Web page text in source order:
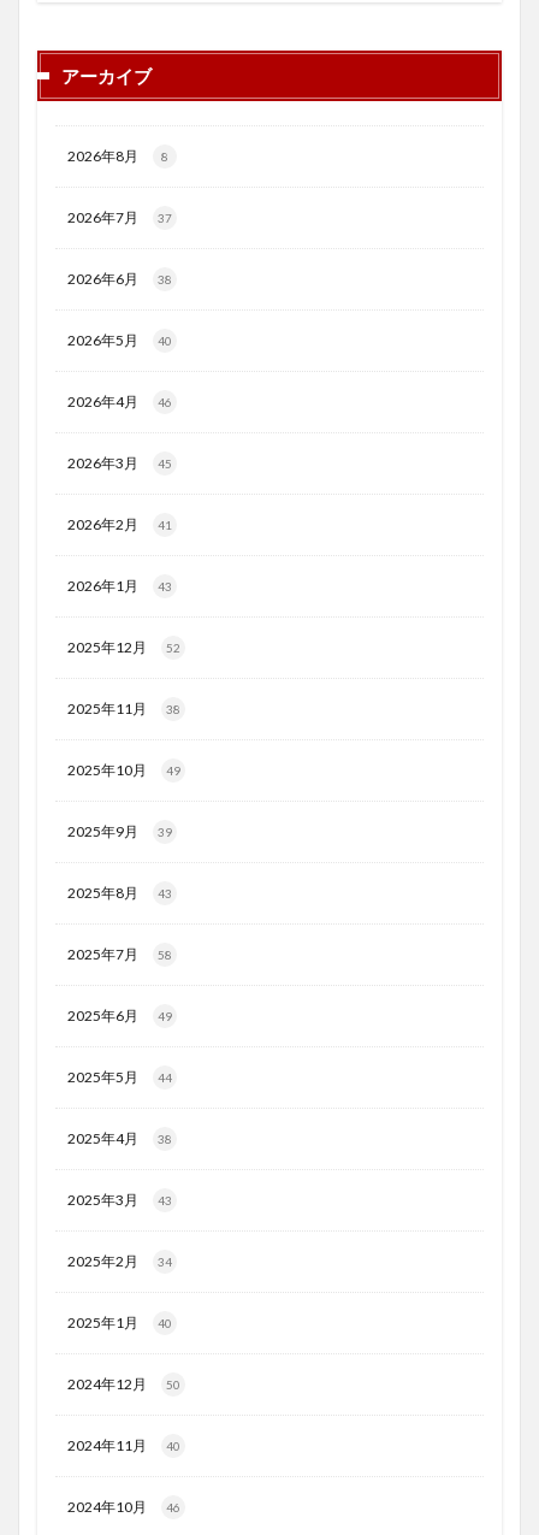
アーカイブ
2026年8月 8
2026年7月 37
2026年6月 38
2026年5月 40
2026年4月 46
2026年3月 45
2026年2月 41
2026年1月 43
2025年12月 52
2025年11月 38
2025年10月 49
2025年9月 39
2025年8月 43
2025年7月 58
2025年6月 49
2025年5月 44
2025年4月 38
2025年3月 43
2025年2月 34
2025年1月 40
2024年12月 50
2024年11月 40
2024年10月 46